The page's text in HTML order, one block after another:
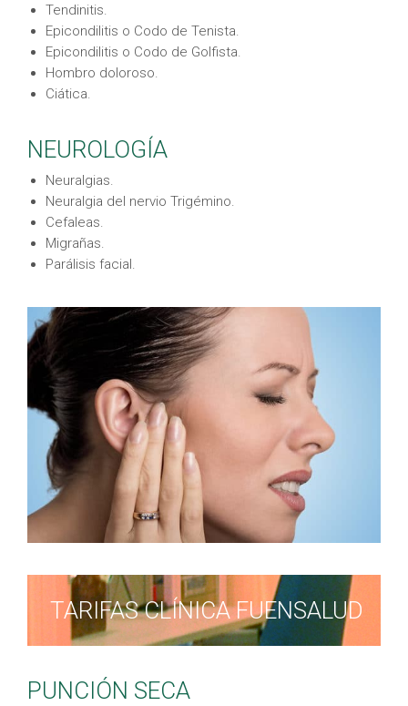
Tendinitis.
Epicondilitis o Codo de Tenista.
Epicondilitis o Codo de Golfista.
Hombro doloroso.
Ciática.
NEUROLOGÍA
Neuralgias.
Neuralgia del nervio Trigémino.
Cefaleas.
Migrañas.
Parálisis facial.
TARIFAS CLÍNICA FUENSALUD
PUNCIÓN SECA